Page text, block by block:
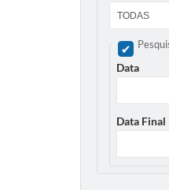
Data
Data Final